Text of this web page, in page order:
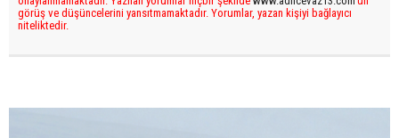
görüş ve düşüncelerini yansıtmamaktadır. Yorumlar, yazan kişiyi bağlayıcı
niteliktedir.